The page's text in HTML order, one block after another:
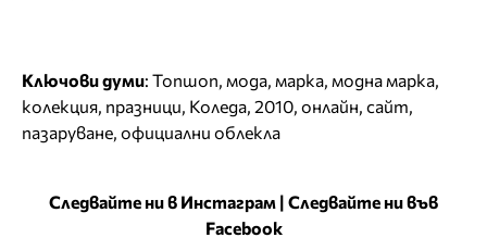
Ключови думи: Топшоп, мода, марка, модна марка,
колекция, празници, Коледа, 2010, онлайн, сайт,
пазаруване, официални облекла
Следвайте ни в Инстаграм | Следвайте ни във
Facebook